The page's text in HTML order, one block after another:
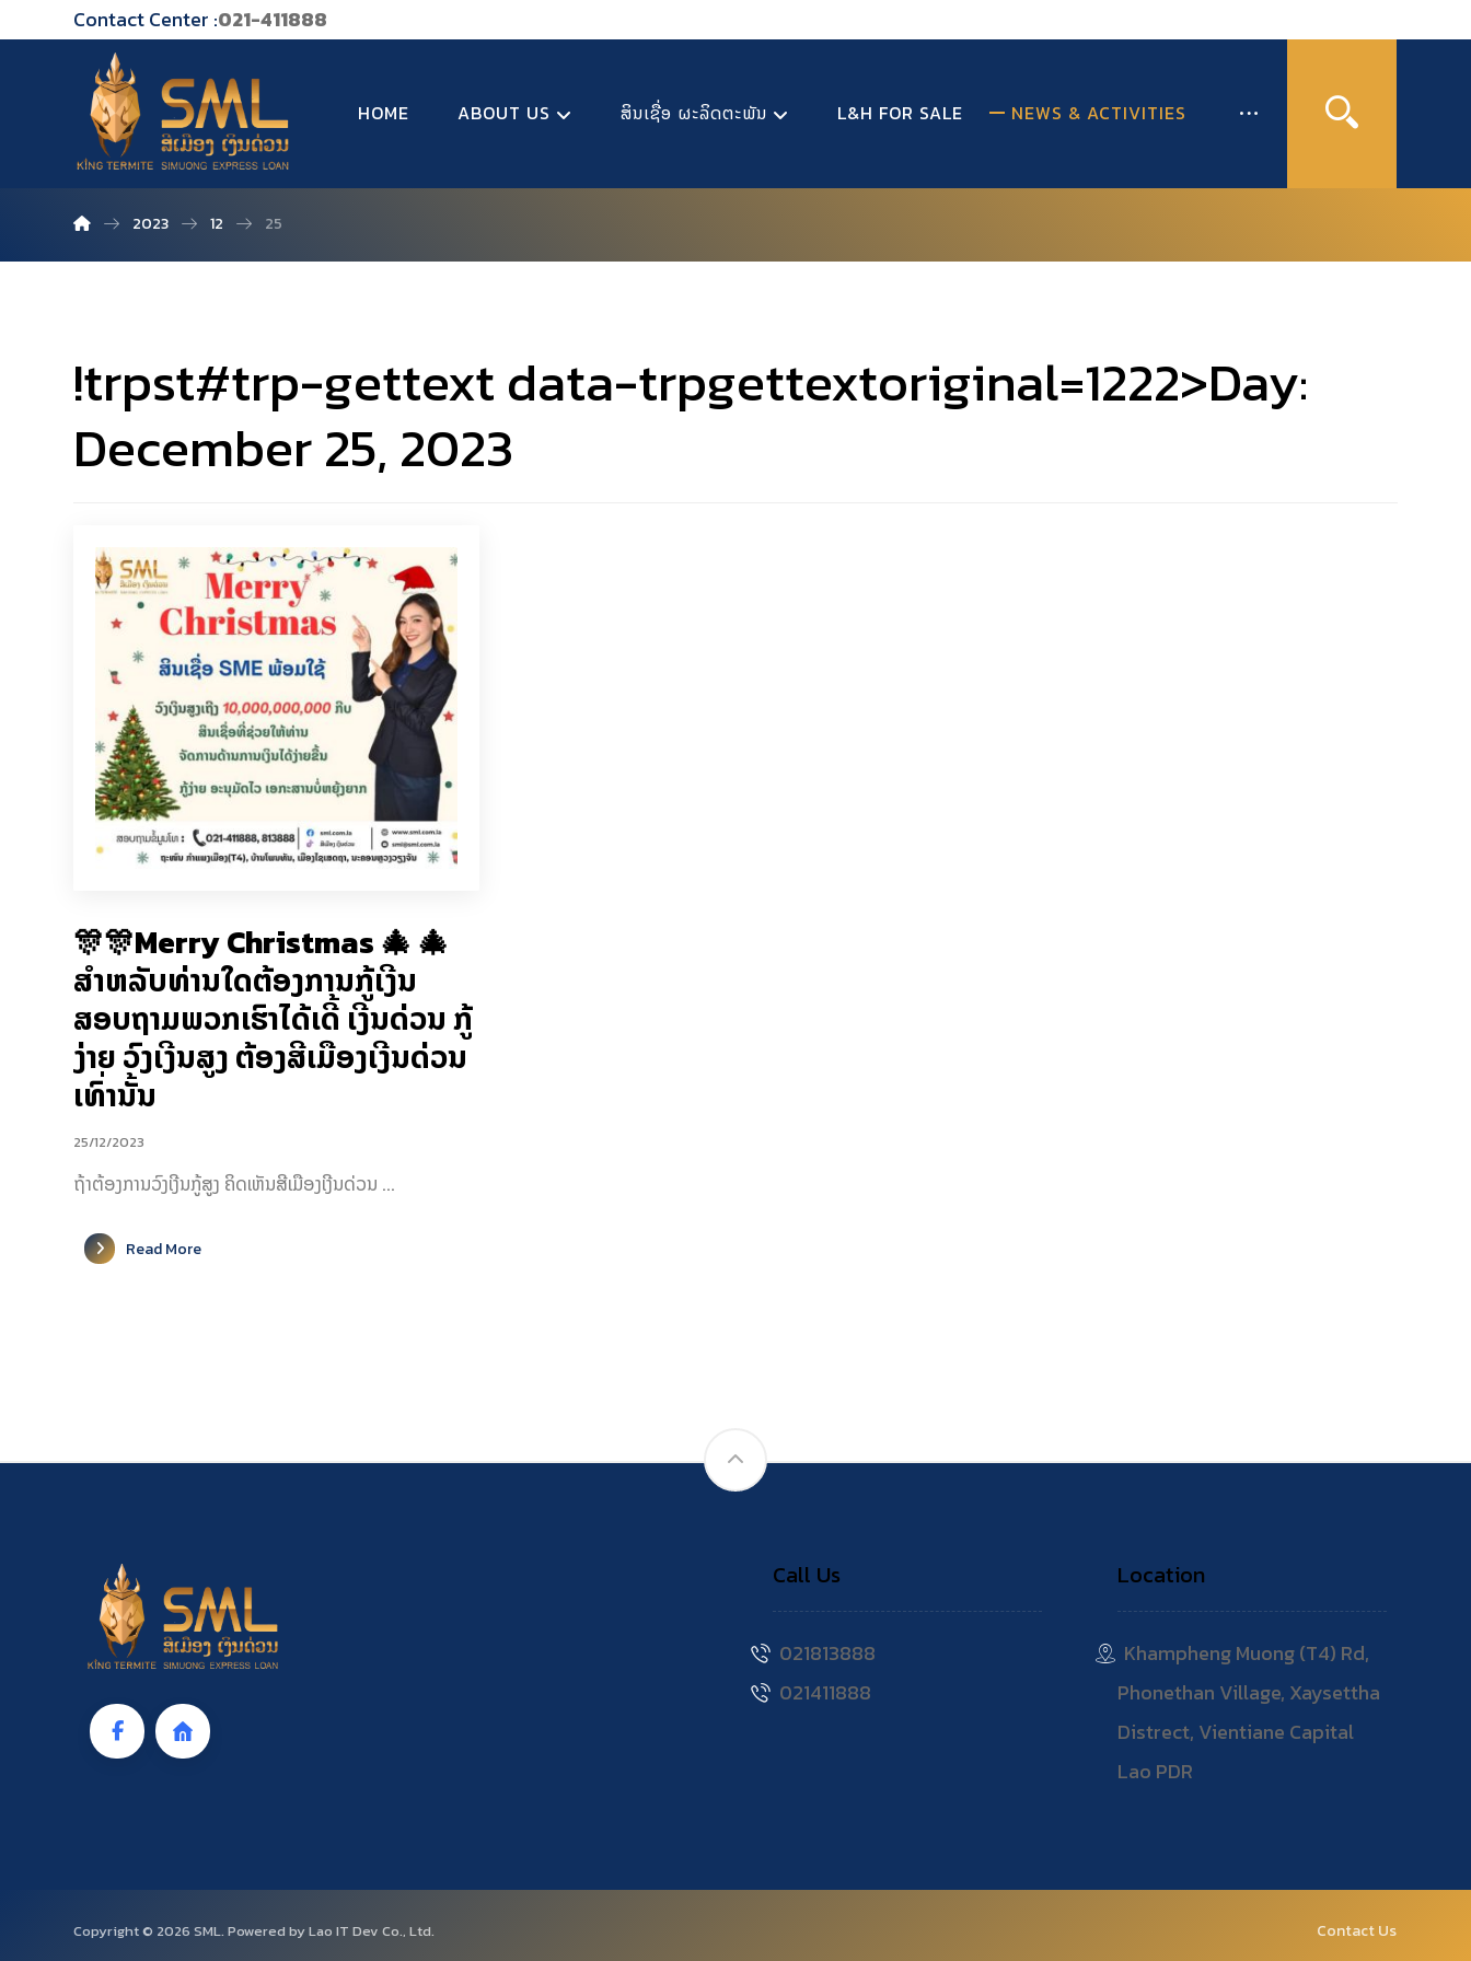
Contact Center :021-411888
HOME ABOUT US ສິນເຊື່ອ ຜະລິດຕະພັນ L&H FOR SALE NEWS & ACTIVITIES
2023 12 25
!trpst#trp-gettext data-trpgettextoriginal=1222>Day:
December 25, 2023
🎊🎊Merry Christmas 🎄 🎄
ສຳຫລັບທ່ານໃດຕ້ອງການກູ້ເງີນ
ສອບຖາມພວກເຮົາໄດ້ເດີ້ ເງີນດ່ວນ ກູ້
ງ່າຍ ວົງເງີນສູງ ຕ້ອງສີເມືອງເງີນດ່ວນ
ເທົ່ານັ້ນ
25/12/2023
ຖ້າຕ້ອງການວົງເງີນກູ້ສູງ ຄິດເຫັນສີເມືອງເງີນດ່ວນ ...
Read More
Call Us
021813888
021411888
Location
Khampheng Muong (T4) Rd,
Phonethan Village, Xaysettha
Distrect, Vientiane Capital
Lao PDR
Copyright © 2026 SML. Powered by Lao IT Dev Co., Ltd. Contact Us